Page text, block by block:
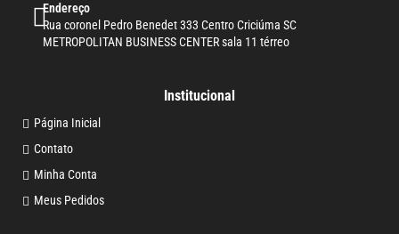
Endereço
Rua coronel Pedro Benedet 333 Centro Criciúma SC
METROPOLITAN BUSINESS CENTER sala 11 térreo
Institucional
Página Inicial
Contato
Minha Conta
Meus Pedidos